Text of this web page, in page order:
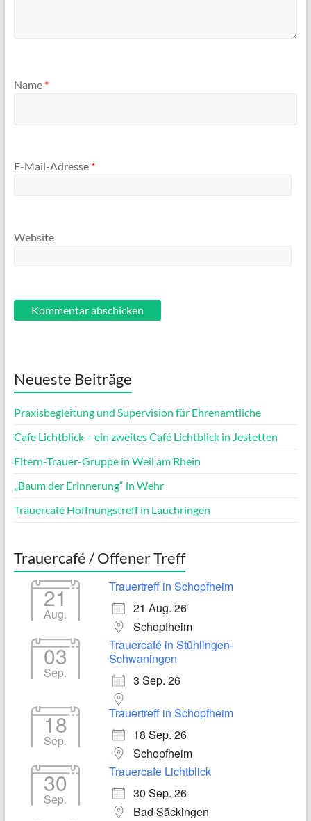
Name *
E-Mail-Adresse *
Website
Neueste Beiträge
Praxisbegleitung und Supervision für Ehrenamtliche
Cafe Lichtblick – ein zweites Café Lichtblick in Jestetten
Eltern-Trauer-Gruppe in Weil am Rhein
„Baum der Erinnerung“ in Wehr
Trauercafé Hoffnungstreff in Lauchringen
Trauercafé / Offener Treff
21
Aug.
Trauertreff in Schopfheim
21 Aug. 26
Schopfheim
03
Sep.
Trauercafé in Stühlingen-
Schwaningen
3 Sep. 26
18
Sep.
Trauertreff in Schopfheim
18 Sep. 26
Schopfheim
30
Sep.
Trauercafe Lichtblick
30 Sep. 26
Bad Säckingen